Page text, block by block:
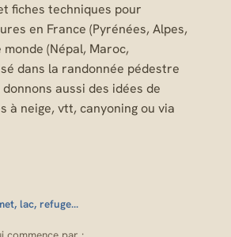
fiches techniques pour
en France (Pyrénées, Alpes,
(Népal, Maroc,
dans la randonnée pédestre
aussi des idées de
à neige, vtt, canyoning ou via
lac, refuge…